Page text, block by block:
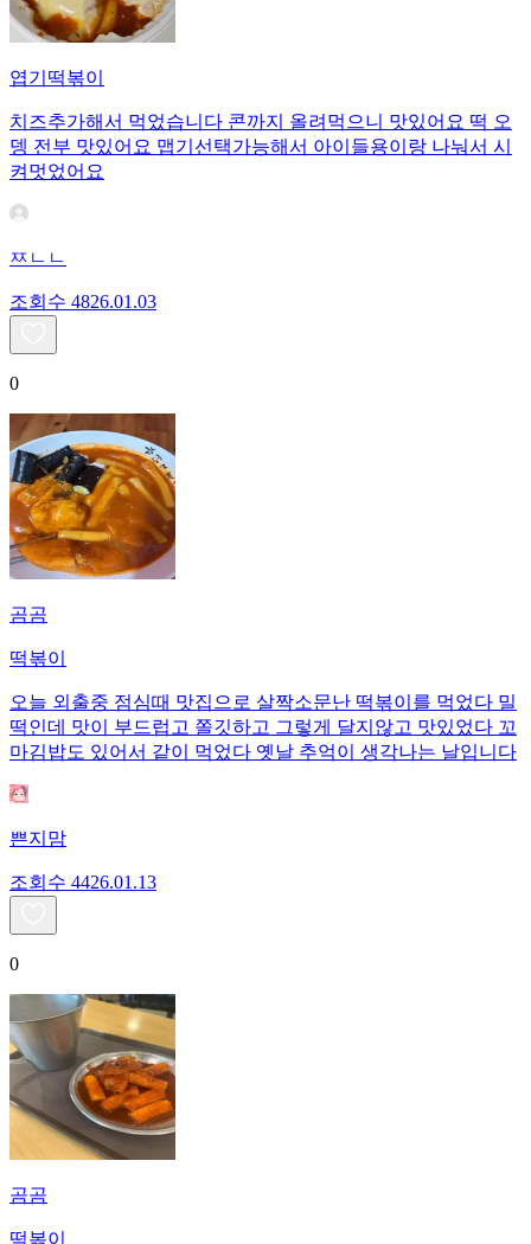
엽기떡볶이
치즈추가해서 먹었습니다 콘까지 올려먹으니 맛있어요 떡 오
뎅 전부 맛있어요 맵기선택가능해서 아이들용이랑 나눠서 시
켜멋었어요
ㅉㄴㄴ
조회수 4826.01.03
0
곰곰
떡볶이
오늘 외출중 점심때 맛집으로 살짝소문난 떡볶이를 먹었다 밀
떡인데 맛이 부드럽고 쫄깃하고 그렇게 달지않고 맛있었다 꼬
마김밥도 있어서 같이 먹었다 옛날 추억이 생각나는 날입니다
쁜지맘
조회수 4426.01.13
0
곰곰
떡볶이